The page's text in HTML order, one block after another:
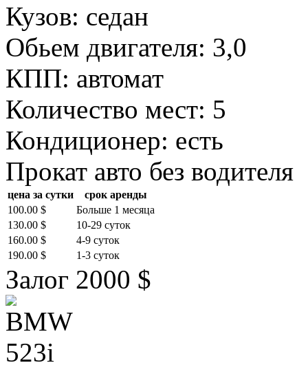
Кузов: седан
Обьем двигателя: 3,0
КПП: автомат
Количество мест: 5
Кондиционер: есть
Прокат авто без водителя
цена за сутки
срок аренды
100.00 $
Больше 1 месяца
130.00 $
10-29 суток
160.00 $
4-9 суток
190.00 $
1-3 суток
Залог 2000 $